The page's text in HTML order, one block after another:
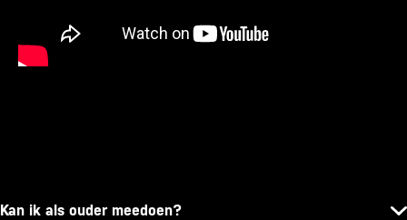
Kan ik als ouder meedoen?